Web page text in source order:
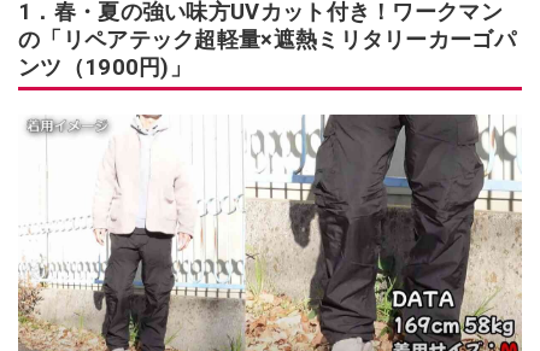
1．春・夏の強い味方UVカット付き！ワークマン
の「リペアテック超軽量×遮熱ミリタリーカーゴパ
ンツ（1900円)」